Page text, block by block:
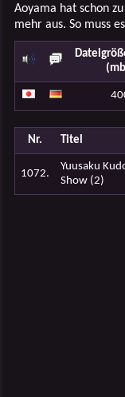
Aoyama hat schon
mehr aus. So muss
Nr. Titel
1072.
Yuusaku
Show (2)